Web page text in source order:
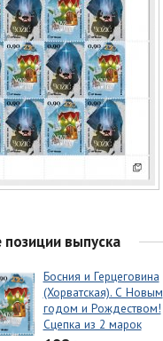
позиции выпуска
Босния и Герцеговина
(Хорватская). С Новым
годом и Рождеством!
Сцепка из 2 марок